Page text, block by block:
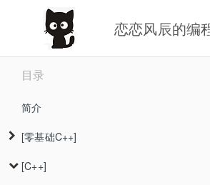
恋恋风辰的编
目录
简介
[零基础C++]
变量和输出
[C++]